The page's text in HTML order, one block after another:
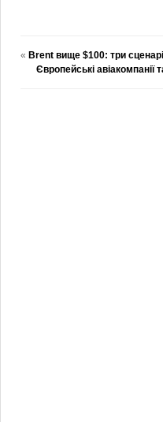
« Brent вище $100: три
Європейські